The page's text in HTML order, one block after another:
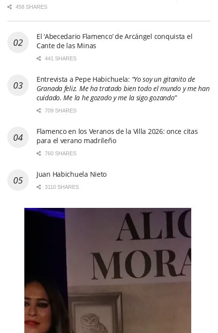
458 SHARES
El ‘Abecedario Flamenco’ de Arcángel conquista el
Cante de las Minas
441 SHARES
Entrevista a Pepe Habichuela: “Yo soy un gitanito de
Granada feliz. Me ha tratado bien todo el mundo y me han
cuidado. Me la he gozado y me la sigo gozando”
709 SHARES
Flamenco en los Veranos de la Villa 2026: once citas
para el verano madrileño
760 SHARES
Juan Habichuela Nieto
3110 SHARES